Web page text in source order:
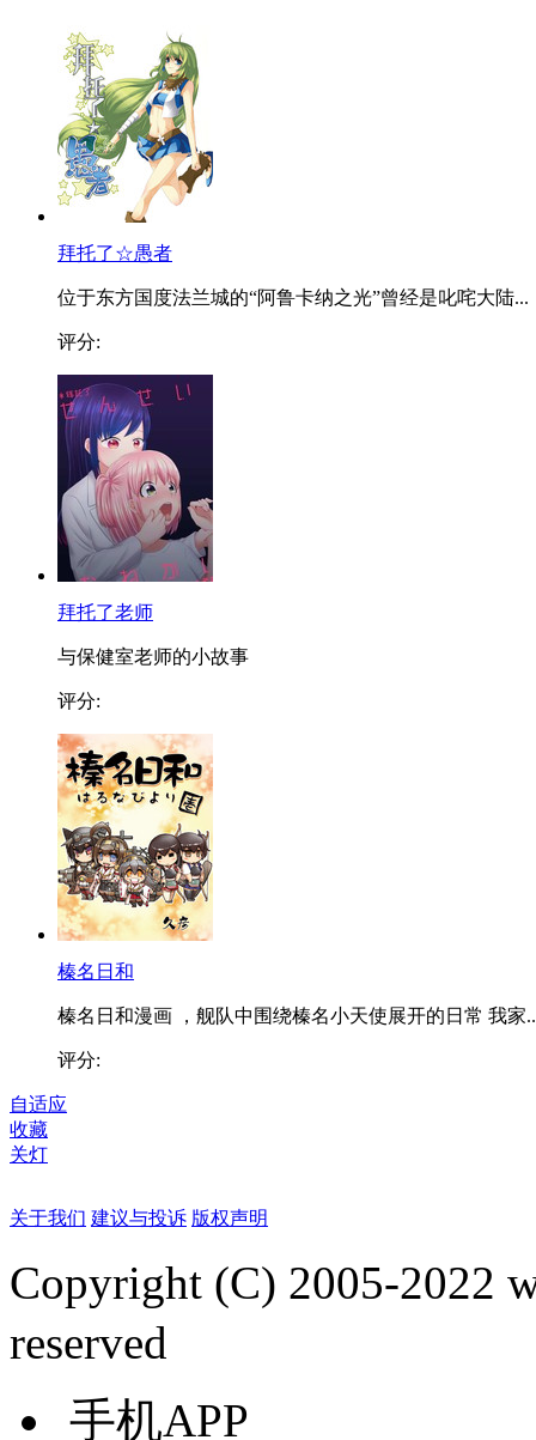
拜托了☆愚者
位于东方国度法兰城的“阿鲁卡纳之光”曾经是叱咤大陆...
评分:
拜托了老师
与保健室老师的小故事
评分:
榛名日和
榛名日和漫画 ，舰队中围绕榛名小天使展开的日常 我家
评分:
自适应
收藏
关灯
关于我们 建议与投诉 版权声明
Copyright (C) 2005-2022
reserved
手机APP